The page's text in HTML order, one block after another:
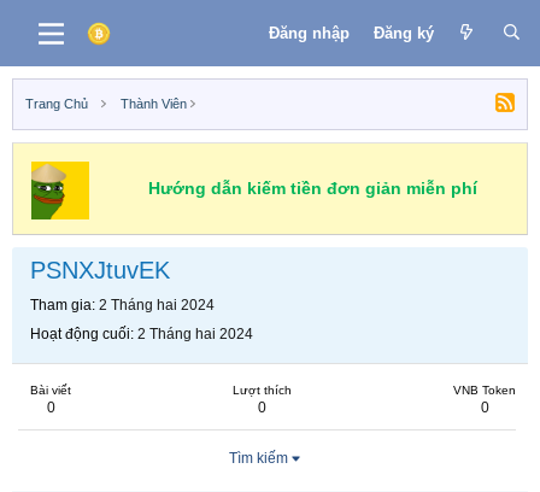
Đăng nhập Đăng ký
Trang Chủ Thành Viên
Hướng dẫn kiếm tiền đơn giản miễn phí
PSNXJtuvEK
Tham gia 2 Tháng hai 2024
Hoạt động cuối 2 Tháng hai 2024
Bài viết
0
Lượt thích
0
VNB Token
0
Tìm kiếm